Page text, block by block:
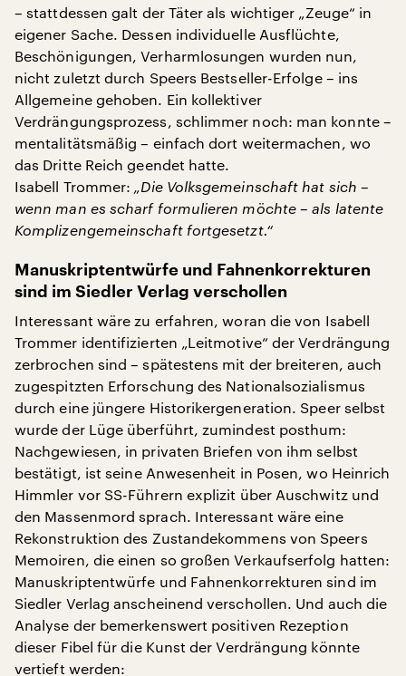
– stattdessen galt der Täter als wichtiger „Zeuge“ in
eigener Sache. Dessen individuelle Ausflüchte,
Beschönigungen, Verharmlosungen wurden nun,
nicht zuletzt durch Speers Bestseller-Erfolge – ins
Allgemeine gehoben. Ein kollektiver
Verdrängungsprozess, schlimmer noch: man konnte –
mentalitätsmäßig – einfach dort weitermachen, wo
das Dritte Reich geendet hatte.
Isabell Trommer: „Die Volksgemeinschaft hat sich –
wenn man es scharf formulieren möchte – als latente
Komplizengemeinschaft fortgesetzt.“
Manuskriptentwürfe und Fahnenkorrekturen
sind im Siedler Verlag verschollen
Interessant wäre zu erfahren, woran die von Isabell
Trommer identifizierten „Leitmotive“ der Verdrängung
zerbrochen sind – spätestens mit der breiteren, auch
zugespitzten Erforschung des Nationalsozialismus
durch eine jüngere Historikergeneration. Speer selbst
wurde der Lüge überführt, zumindest posthum:
Nachgewiesen, in privaten Briefen von ihm selbst
bestätigt, ist seine Anwesenheit in Posen, wo Heinrich
Himmler vor SS-Führern explizit über Auschwitz und
den Massenmord sprach. Interessant wäre eine
Rekonstruktion des Zustandekommens von Speers
Memoiren, die einen so großen Verkaufserfolg hatten:
Manuskriptentwürfe und Fahnenkorrekturen sind im
Siedler Verlag anscheinend verschollen. Und auch die
Analyse der bemerkenswert positiven Rezeption
dieser Fibel für die Kunst der Verdrängung könnte
vertieft werden: